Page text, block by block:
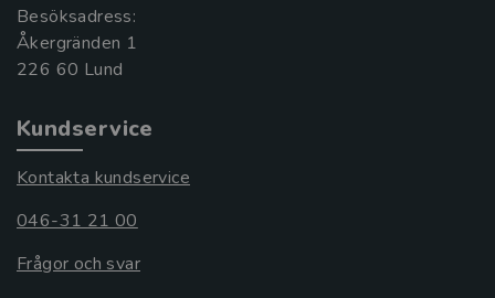
Besöksadress:
Åkergränden 1
Kundservice
Kontakta kundservice
046-31 21 00
Frågor och svar